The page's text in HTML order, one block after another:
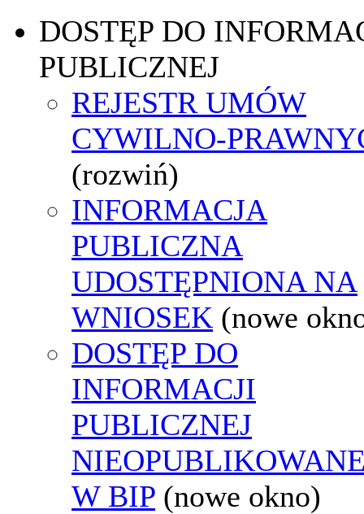
DOSTĘP DO
PUBLICZNEJ
REJESTR UMÓW
CYWILNO-
(rozwiń)
INFORMACJA
PUBLICZNA
UDOSTĘPNIONA NA
WNIOSEK (nowe
DOSTĘP DO
INFORMACJI
PUBLICZNEJ
W BIP (nowe okno)